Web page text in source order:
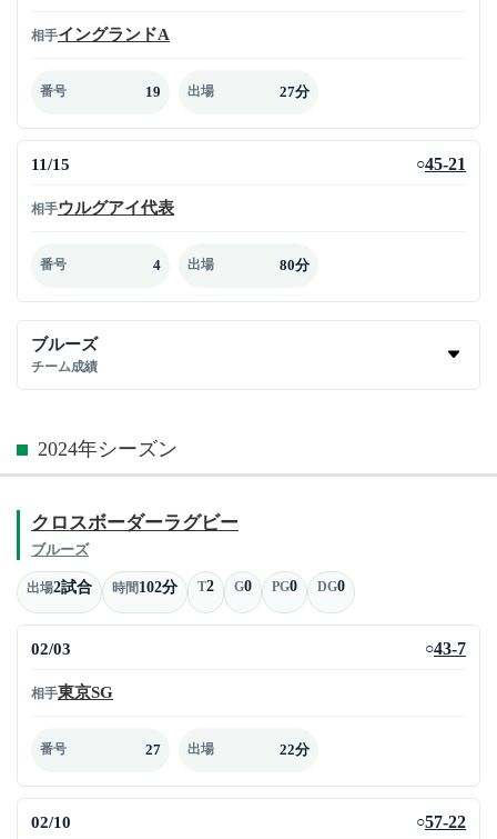
相手イングランドA
番号 19 出場 27分
11/15 ○45-21
相手ウルグアイ代表
番号 4 出場 80分
ブルーズ
チーム成績
2024年シーズン
クロスボーダーラグビー
ブルーズ
出場2試合 時間102分 T2 G0 PG0 DG0
02/03 ○43-7
相手東京SG
番号 27 出場 22分
02/10 ○57-22